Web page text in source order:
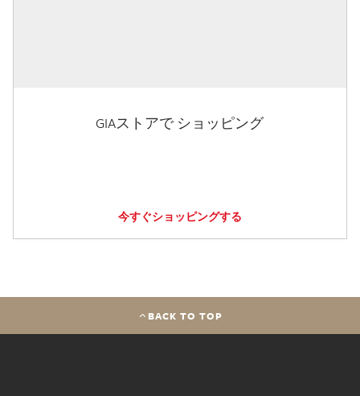
GIAストアで ショッピング
今すぐショッピングする
BACK TO TOP